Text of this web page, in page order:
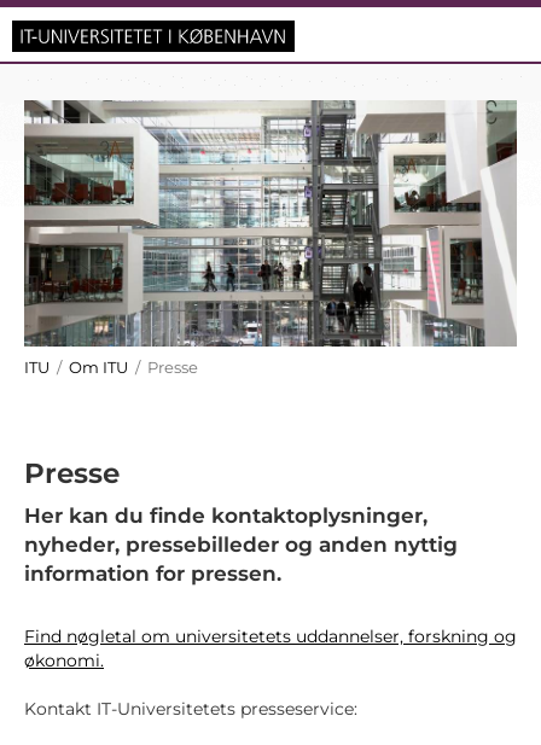
ITU / Om ITU / Presse
Presse
Her kan du finde kontaktoplysninger,
nyheder, pressebilleder og anden nyttig
information for pressen.
Find nøgletal om universitetets uddannelser, forskning og
økonomi.
Kontakt IT-Universitetets presseservice: